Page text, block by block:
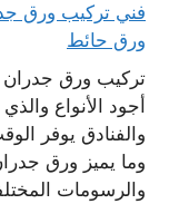
ورق حائط
تركيب ورق
أجود الأنواع
والفنادق يوفر
وما يميز ورق
والرسومات